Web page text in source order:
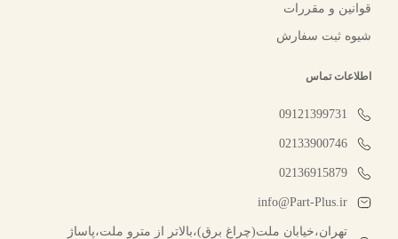
قوانین و مقررات
شیوه ثبت سفارش
اطلاعات تماس
09121399731
02133900746
02136915879
info@Part-Plus.ir
تهران،خیابان ملت(چراغ برق)،بالاتر از مترو ملت،پاساژ